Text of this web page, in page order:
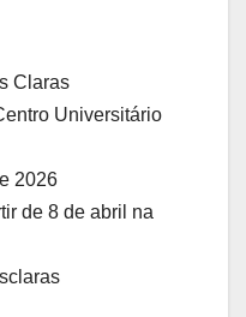
Claras
Universitário
2026
de 8 de abril na